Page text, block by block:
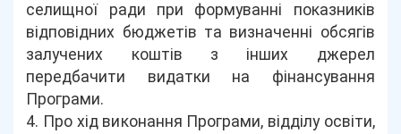
селищної ради при формуванні показників
відповідних бюджетів та визначенні обсягів
залучених коштів з інших джерел
передбачити видатки на фінансування
Програми.
4. Про хід виконання Програми, відділу освіти,